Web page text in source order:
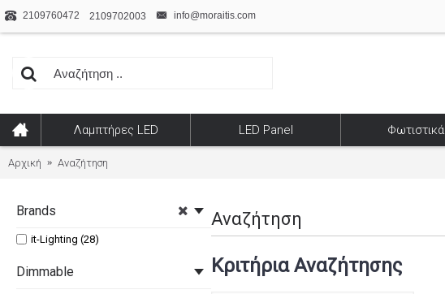
2109760472 2109702003 info@moraitis.com
Λαμπτήρες LED LED Panel Φωτιστικά
Αρχική Αναζήτηση
Brands
it-Lighting (28)
Dimmable
Αναζήτηση
Κριτήρια Αναζήτησης